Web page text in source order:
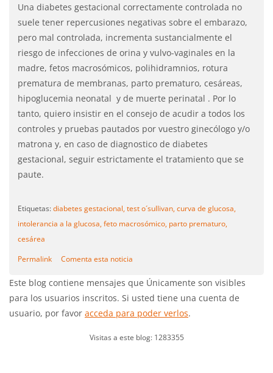
Una diabetes gestacional correctamente controlada no
suele tener repercusiones negativas sobre el embarazo,
pero mal controlada, incrementa sustancialmente el
riesgo de infecciones de orina y vulvo-vaginales en la
madre, fetos macrosómicos, polihidramnios, rotura
prematura de membranas, parto prematuro, cesáreas,
hipoglucemia neonatal y de muerte perinatal . Por lo
tanto, quiero insistir en el consejo de acudir a todos los
controles y pruebas pautados por vuestro ginecólogo y/o
matrona y, en caso de diagnostico de diabetes
gestacional, seguir estrictamente el tratamiento que se
paute.
Etiquetas:diabetes gestacional, test o´sullivan, curva de glucosa,
intolerancia a la glucosa, feto macrosómico, parto prematuro,
cesárea
Permalink Comenta esta noticia
Este blog contiene mensajes que Únicamente son visibles
para los usuarios inscritos. Si usted tiene una cuenta de
usuario, por favor acceda para poder verlos.
Visitas a este blog: 1283355